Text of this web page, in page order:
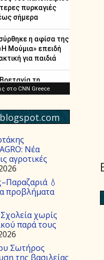
Νέα
αγροτικές
💧
προβλήματα
χωρίς
παρά τους
Σωτήρος
της βασιλείας